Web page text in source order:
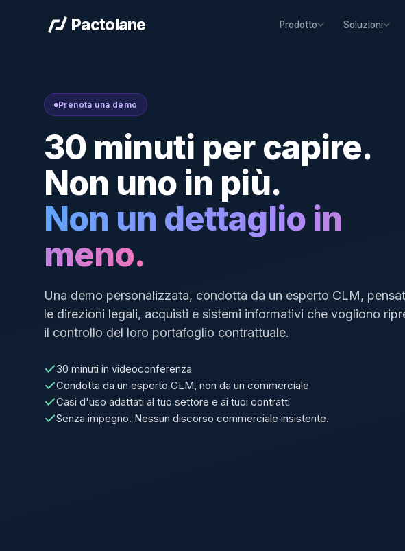
Pactolane Prodotto Soluzioni
Prenota una demo
30 minuti per capire.
Non uno in più.
Non un dettaglio in
meno.
Una demo personalizzata, condotta da un esperto CLM,
le direzioni legali, acquisti e sistemi informativi che vogliono
il controllo del loro portafoglio contrattuale.
30 minuti in videoconferenza
Condotta da un esperto CLM, non da un commerciale
Casi d'uso adattati al tuo settore e ai tuoi contratti
Senza impegno. Nessun discorso commerciale insistente.